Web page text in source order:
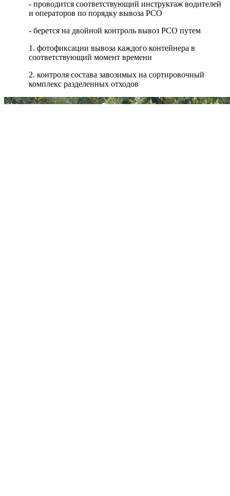
- проводится соответствующий инструктаж водителей
и операторов по порядку вывоза РСО
- берется на двойной контроль вывоз РСО путем
1. фотофиксации вывоза каждого контейнера в
соответствующий момент времени
2. контроля состава завозимых на сортировочный
комплекс разделенных отходов